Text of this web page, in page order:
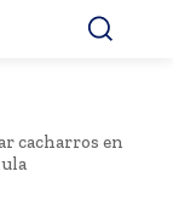
cacharros en